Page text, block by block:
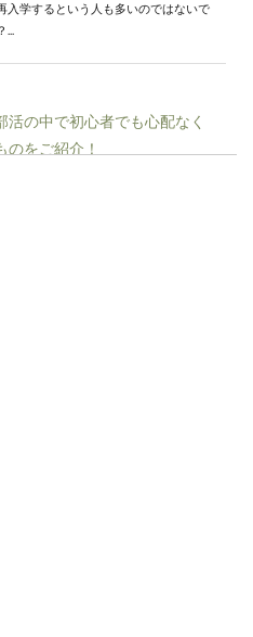
入学するという人も多いのではないで
活の中で初心者でも心配なく
のをご紹介！